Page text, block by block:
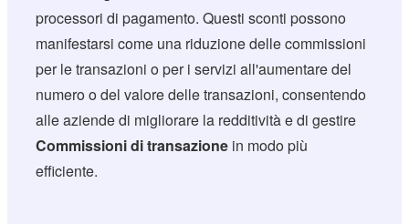
processori di pagamento. Questi sconti possono
manifestarsi come una riduzione delle commissioni
per le transazioni o per i servizi all'aumentare del
numero o del valore delle transazioni, consentendo
alle aziende di migliorare la redditività e di gestire
Commissioni di transazione in modo più
efficiente.